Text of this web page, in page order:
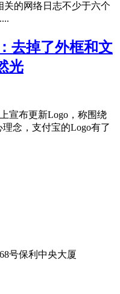
关的网络日志不少于六个
去掉了外框和文
光
宣布更新Logo，称围绕
念，支付宝的Logo有了
号保利中央大厦